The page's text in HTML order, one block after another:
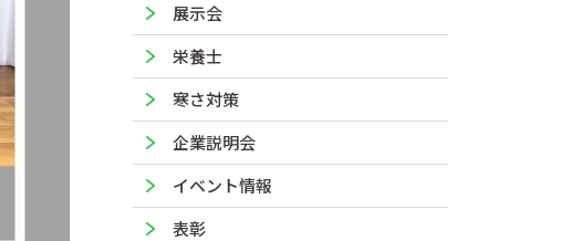
展示会
栄養士
寒さ対策
企業説明会
イベント情報
表彰